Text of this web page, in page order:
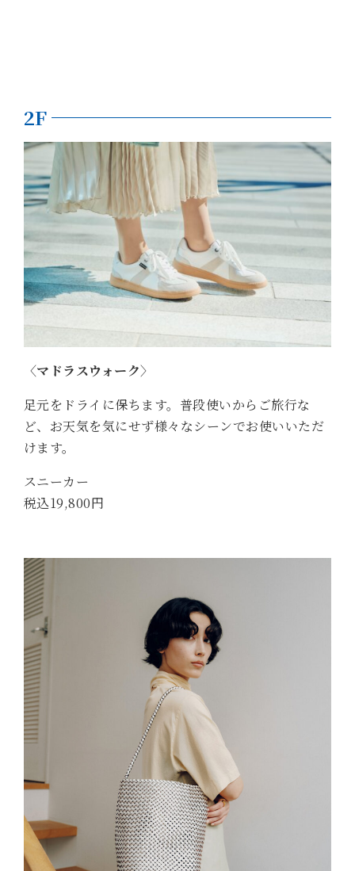
2F
〈マドラスウォーク〉
足元をドライに保ちます。普段使いからご旅行な
ど、お天気を気にせず様々なシーンでお使いいただ
けます。
スニーカー
税込19,800円